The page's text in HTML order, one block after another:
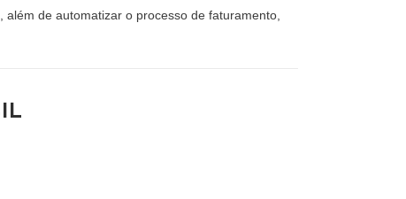
de automatizar o processo de faturamento,